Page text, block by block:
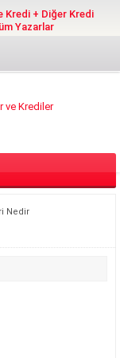
Kredi + Diğer Kredi
Yazarlar
Nedir